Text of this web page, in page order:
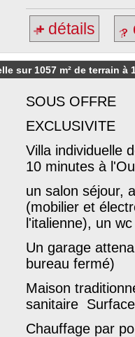
détails
sur 1057 m² de terrain à
SOUS OFFRE
EXCLUSIVITE
Villa individuelle
10 minutes à
un salon séjour,
(mobilier et
l'italienne), un
Un garage
bureau fermé)
Maison
sanitaire
Chauffage par